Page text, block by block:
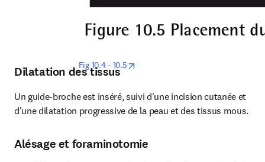
Fig 10.4 - 10.5
Dilatation des tissus
Un guide-broche est inséré, suivi d'une incision cutanée et
d'une dilatation progressive de la peau et des tissus mous.
Alésage et foraminotomie